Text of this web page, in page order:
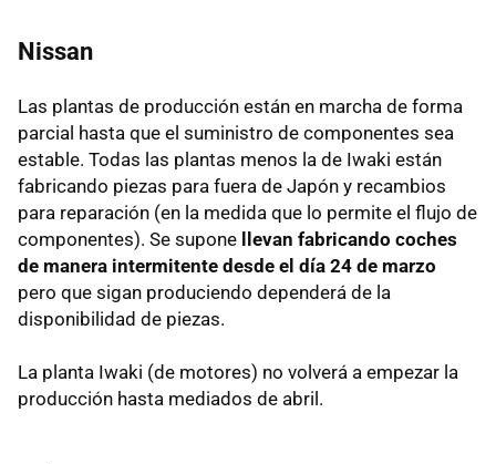
Nissan
Las plantas de producción están en marcha de forma
parcial hasta que el suministro de componentes sea
estable. Todas las plantas menos la de Iwaki están
fabricando piezas para fuera de Japón y recambios
para reparación (en la medida que lo permite el flujo de
componentes). Se supone
llevan fabricando coches
de manera intermitente desde el día 24 de marzo
pero que sigan produciendo dependerá de la
disponibilidad de piezas.
La planta Iwaki (de motores) no volverá a empezar la
producción hasta mediados de abril.